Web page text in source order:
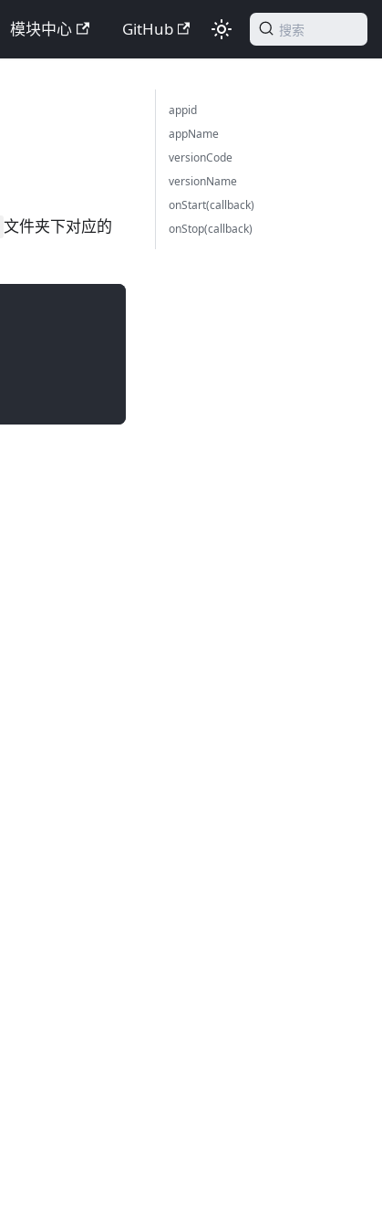
模块中心 GitHub 搜索
文件夹下对应的
appid
appName
versionCode
versionName
onStart(callback)
onStop(callback)